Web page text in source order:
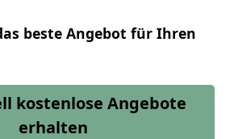
beste Angebot für Ihren
kostenlose Angebote
erhalten